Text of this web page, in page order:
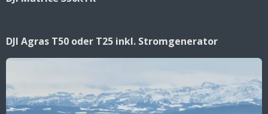
DJI Agras T50 oder T25 inkl. Stromgenerator